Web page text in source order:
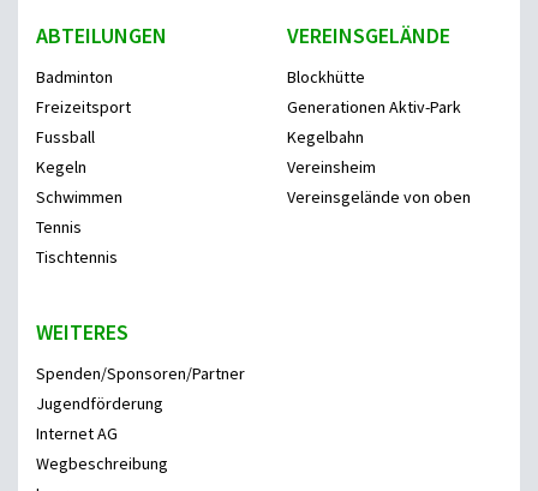
ABTEILUNGEN
Badminton
Freizeitsport
Fussball
Kegeln
Schwimmen
Tennis
Tischtennis
VEREINSGELÄNDE
Blockhütte
Generationen Aktiv-Park
Kegelbahn
Vereinsheim
Vereinsgelände von oben
WEITERES
Spenden/Sponsoren/Partner
Jugendförderung
Internet AG
Wegbeschreibung